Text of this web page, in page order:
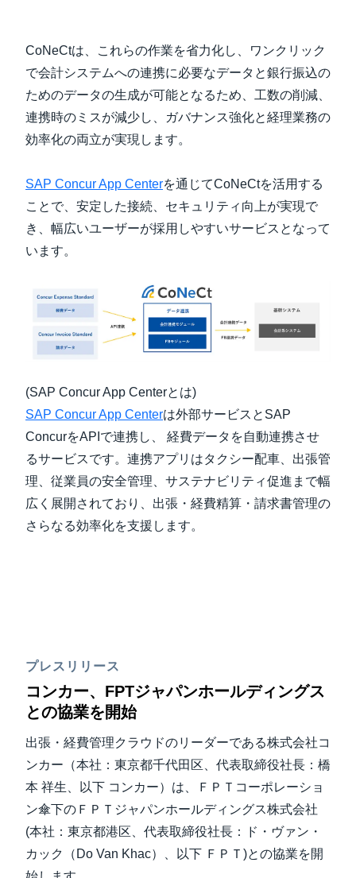
CoNeCtは、これらの作業を省力化し、ワンクリック
で会計システムへの連携に必要なデータと銀行振込の
ためのデータの生成が可能となるため、工数の削減、
連携時のミスが減少し、ガバナンス強化と経理業務の
効率化の両立が実現します。
SAP Concur App Centerを通じてCoNeCtを活用する
ことで、安定した接続、セキュリティ向上が実現で
き、幅広いユーザーが採用しやすいサービスとなって
います。
(SAP Concur App Centerとは)
SAP Concur App Centerは外部サービスとSAP
ConcurをAPIで連携し、 経費データを自動連携させ
るサービスです。連携アプリはタクシー配車、出張管
理、従業員の安全管理、サステナビリティ促進まで幅
広く展開されており、出張・経費精算・請求書管理の
さらなる効率化を支援します。
プレスリリース
コンカー、FPTジャパンホールディングス
との協業を開始
出張・経費管理クラウドのリーダーである株式会社コ
ンカー（本社：東京都千代田区、代表取締役社長：橋
本 祥生、以下 コンカー）は、ＦＰＴコーポレーショ
ン傘下のＦＰＴジャパンホールディングス株式会社
(本社：東京都港区、代表取締役社長：ド・ヴァン・
カック（Do Van Khac）、以下 ＦＰＴ)との協業を開